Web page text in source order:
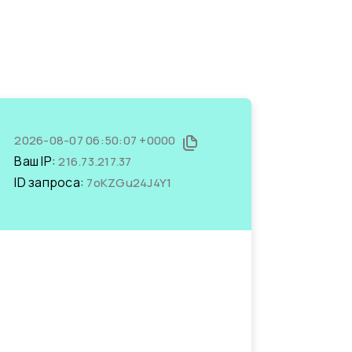
2026-08-07 06:50:07 +0000
Ваш IP:216.73.217.37
ID запроса: 7oKZGu24J4Y1